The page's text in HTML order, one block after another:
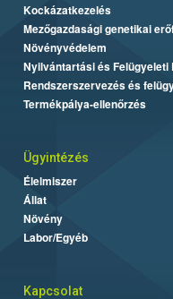
Kockázatkezelés
Mezőgazdasági genetikai
Növényvédelem
Nyilvántartási és Felügyeleti
Rendszerszervezés és
Termékpálya-ellenőrzés
Ügyintézés
Élelmiszer
Állat
Növény
Labor/Egyéb
Kapcsolat